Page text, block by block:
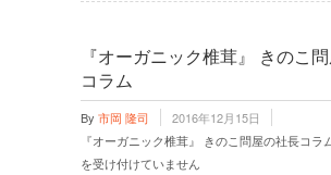
『オーガニック椎茸』 きのこ
コラム
By 市岡 隆司
2016年12月15日
『オーガニック椎茸』 きのこ問屋の社長コラ
を受け付けていません